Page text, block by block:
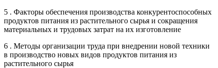
5 . Факторы обеспечения производства конкурентоспособных
продуктов питания из растительного сырья и сокращения
материальных и трудовых затрат на их изготовление
6 . Методы организации труда при внедрении новой техники
в производство новых видов продуктов питания из
растительного сырья